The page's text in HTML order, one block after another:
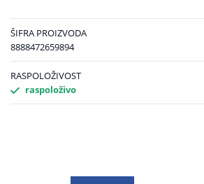
ŠIFRA PROIZVODA
8888472659894
RASPOLOŽIVOST
raspoloživo